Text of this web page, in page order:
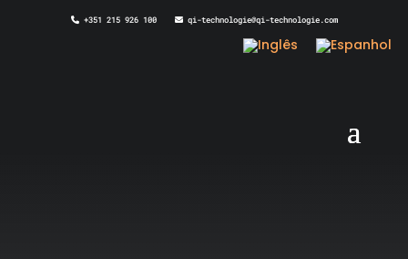
+351 215 926 100 qi-technologie@qi-technologie.com